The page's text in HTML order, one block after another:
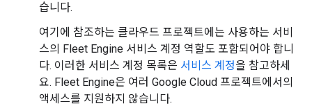
습니다.
여기에 참조하는 클라우드 프로젝트에는 사용하는 서비
스의 Fleet Engine 서비스 계정 역할도 포함되어야 합니
다. 이러한 서비스 계정 목록은 서비스 계정을 참고하세
요. Fleet Engine은 여러 Google Cloud 프로젝트에서의
액세스를 지원하지 않습니다.